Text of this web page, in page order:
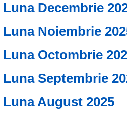
Decembrie
Noiembrie
Octombrie
Septembrie
August 2025